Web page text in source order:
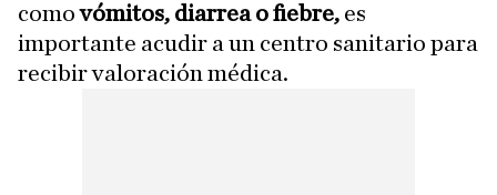
comovómitos, diarrea o fiebre, es
importante acudir a un centro sanitario para
recibir valoración médica.